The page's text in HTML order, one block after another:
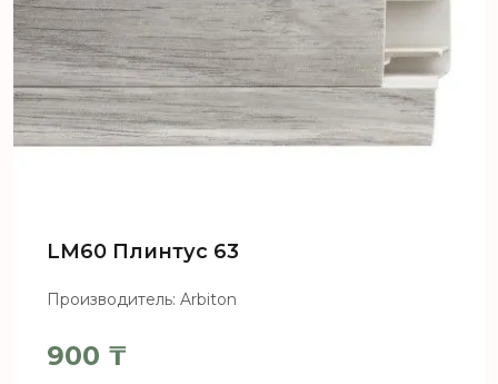
LM60 Плинтус 63
Производитель: Arbiton
900 ₸